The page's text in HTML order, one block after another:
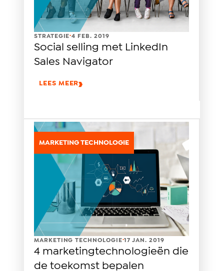
STRATEGIE.4 FEB. 2019
Social selling met LinkedIn
Sales Navigator
LEES MEER
MARKETING TECHNOLOGIE
MARKETING TECHNOLOGIE.17 JAN. 2019
4 marketingtechnologieën die
de toekomst bepalen